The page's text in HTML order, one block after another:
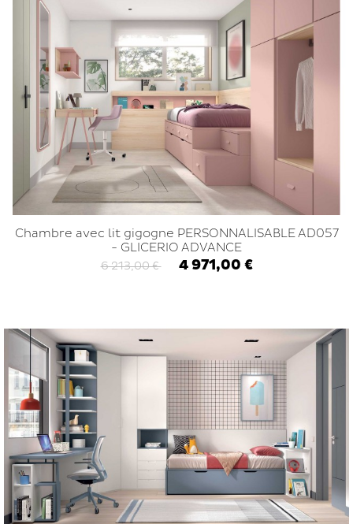
Chambre avec lit gigogne PERSONNALISABLE AD057
- GLICERIO ADVANCE
6 213,00 € 4 971,00 €